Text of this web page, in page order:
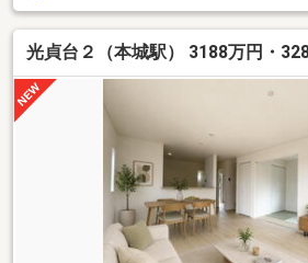
光貞台２（本城駅） 3188万円・